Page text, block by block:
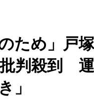
ため」戸
判殺到
」